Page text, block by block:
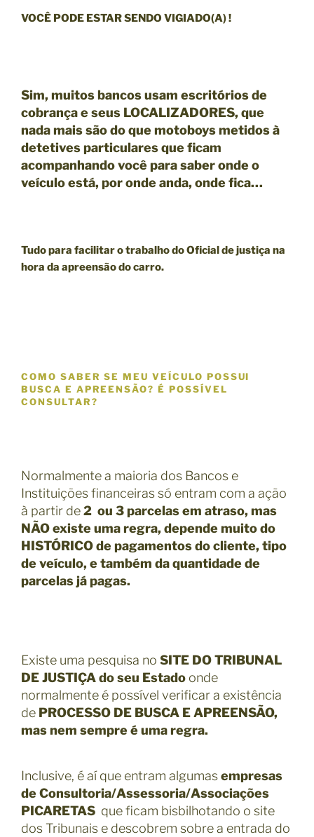
VOCÊ PODE ESTAR SENDO VIGIADO(A) !
Sim, muitos bancos usam escritórios de
cobrança e seus LOCALIZADORES, que
nada mais são do que motoboys metidos à
detetives particulares que ficam
acompanhando você para saber onde o
veículo está, por onde anda, onde fica…
Tudo para facilitar o trabalho do Oficial de justiça na
hora da apreensão do carro.
COMO SABER SE MEU VEÍCULO POSSUI
BUSCA E APREENSÃO? É POSSÍVEL
CONSULTAR?
Normalmente a maioria dos Bancos e
Instituições financeiras só entram com a ação
à partir de2 ou 3 parcelas em atraso, mas
NÃO existe uma regra, depende muito do
HISTÓRICO de pagamentos do cliente, tipo
de veículo, e também da quantidade de
parcelas já pagas.
Existe uma pesquisa no SITE DO TRIBUNAL
DE JUSTIÇA do seu Estado onde
normalmente é possível verificar a existência
de PROCESSO DE BUSCA E APREENSÃO,
mas nem sempre é uma regra.
Inclusive, é aí que entram algumasempresas
de Consultoria/Assessoria/Associações
PICARETAS que ficam bisbilhotando o site
dos Tribunais e descobrem sobre a entrada do